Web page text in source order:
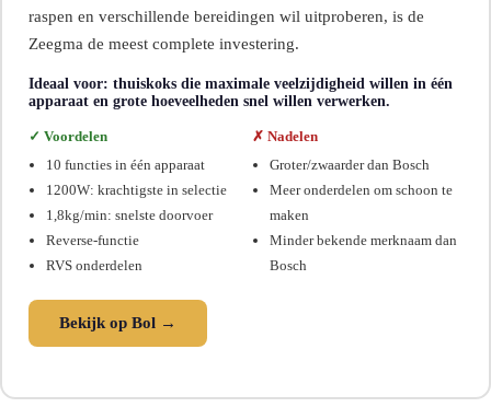
raspen en verschillende bereidingen wil uitproberen, is de
Zeegma de meest complete investering.
Ideaal voor: thuiskoks die maximale veelzijdigheid willen in één
apparaat en grote hoeveelheden snel willen verwerken.
✓ Voordelen
10 functies in één apparaat
1200W: krachtigste in selectie
1,8kg/min: snelste doorvoer
Reverse-functie
RVS onderdelen
✗ Nadelen
Groter/zwaarder dan Bosch
Meer onderdelen om schoon te
maken
Minder bekende merknaam dan
Bosch
Bekijk op Bol →